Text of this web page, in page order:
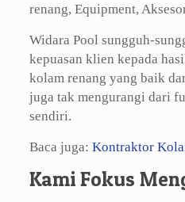
renang, Equipment,
Widara Pool sungguh-
kepuasan klien kepada
kolam renang yang baik
juga tak mengurangi dari
sendiri.
Baca juga: Kontraktor
Kami Fokus